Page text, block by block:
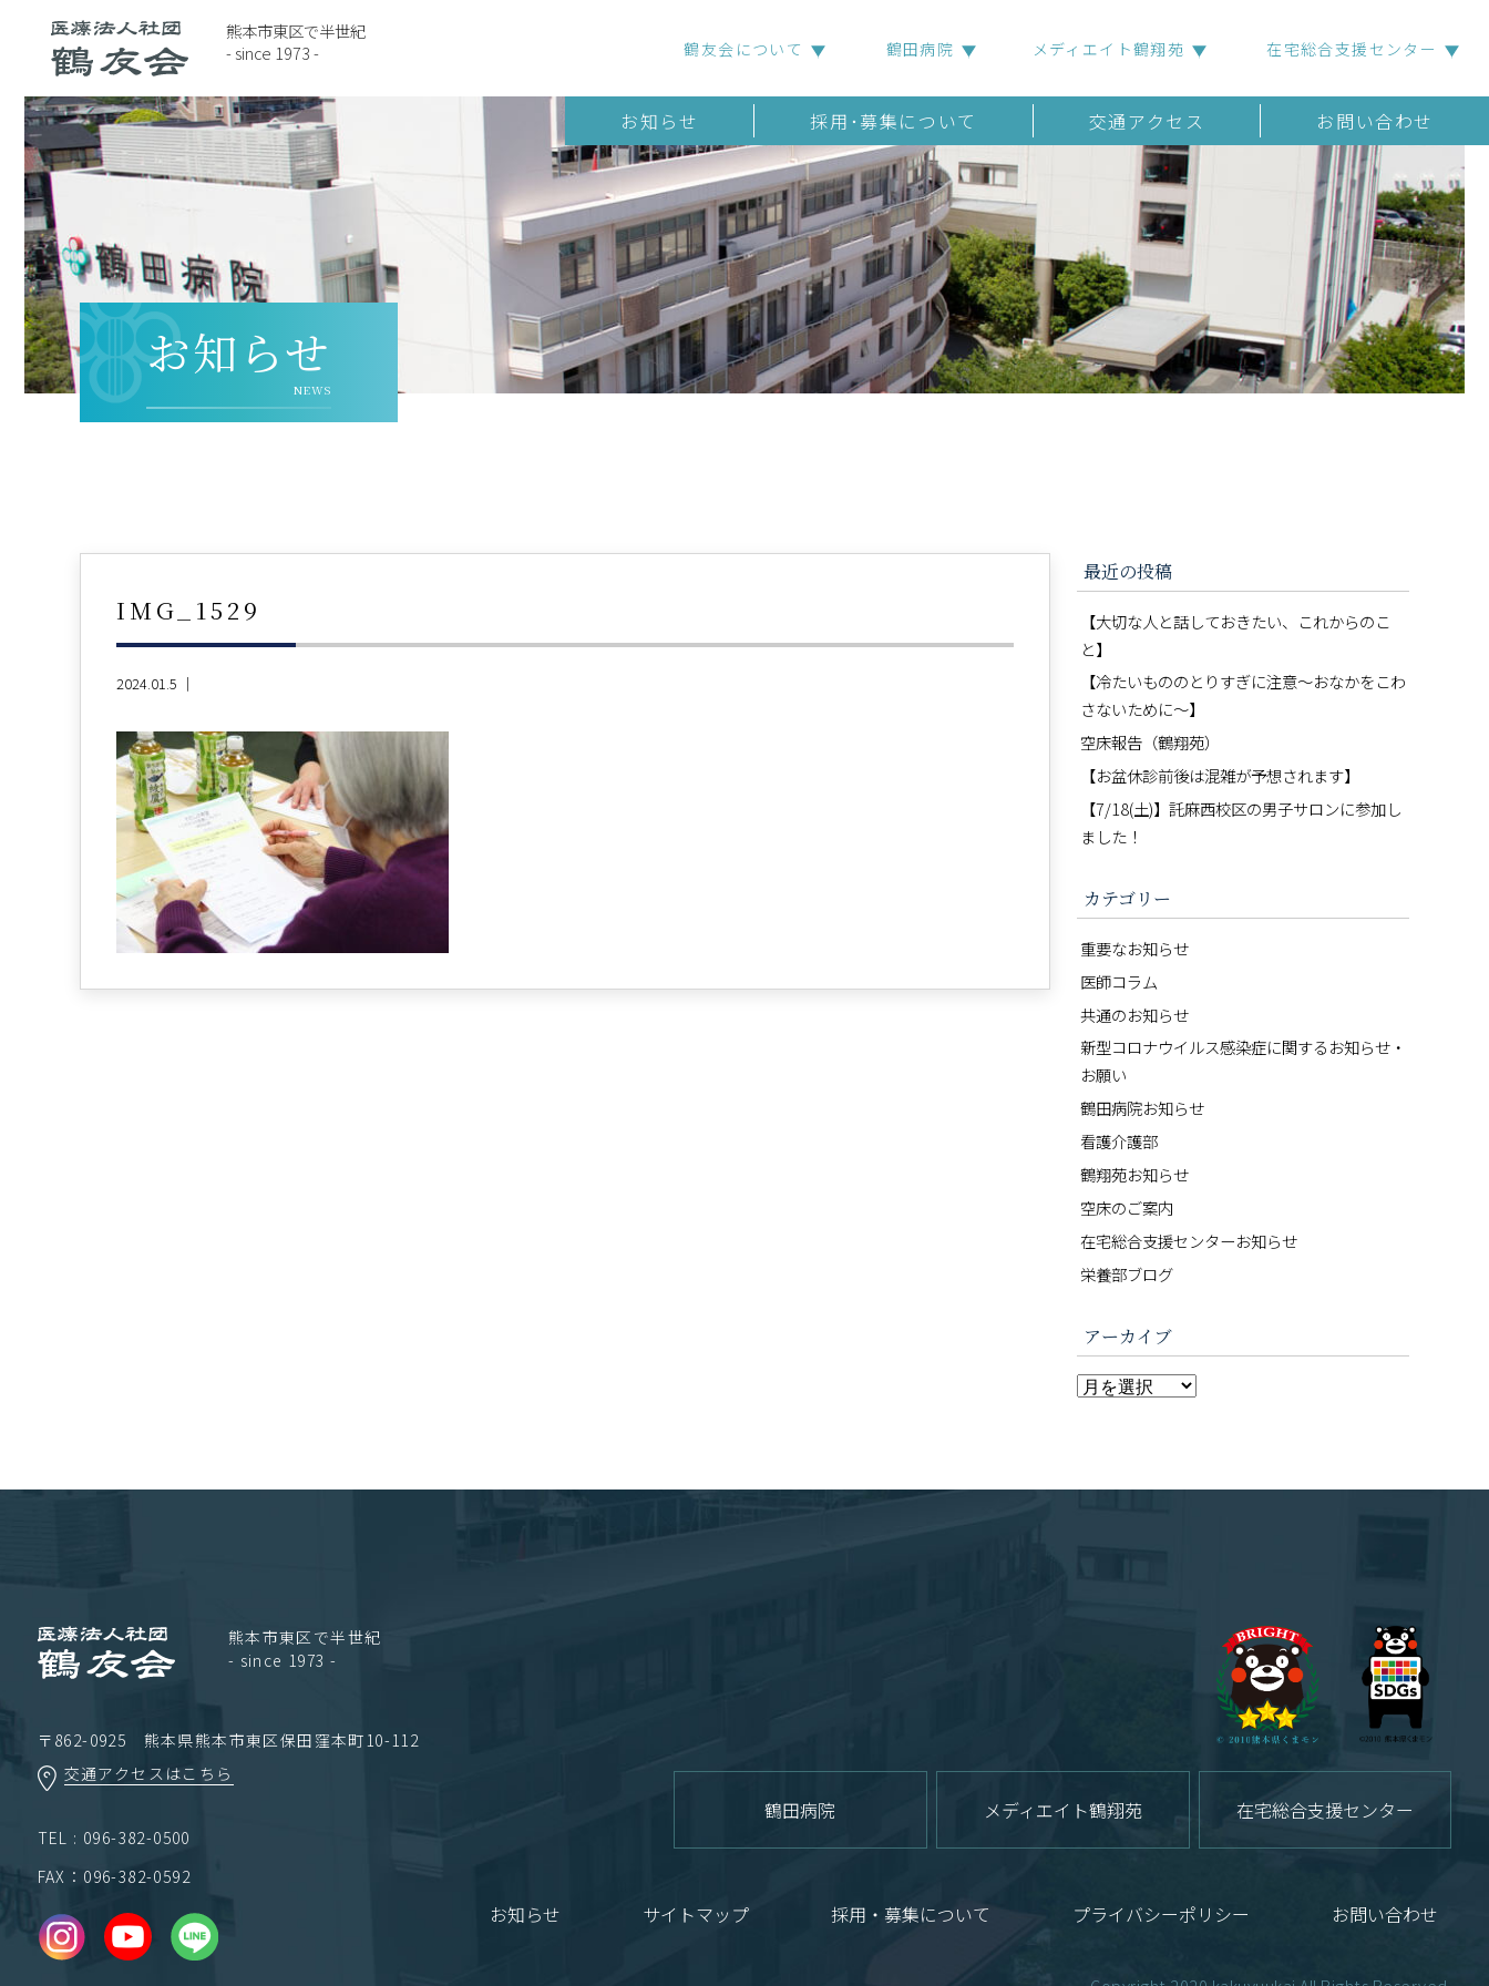
熊本市東区で半世紀
- since 1973 -
鶴友会について 鶴田病院 メディエイト鶴翔苑 在宅総合支援センター
お知らせ 採用･募集について 交通アクセス お問い合わせ
お知らせ
NEWS
IMG_1529
2024.01.5 ｜
最近の投稿
【大切な人と話しておきたい、これからのこ
と】
【冷たいもののとりすぎに注意〜おなかをこわ
さないために〜】
空床報告（鶴翔苑）
【お盆休診前後は混雑が予想されます】
【7/18(土)】託麻西校区の男子サロンに参加し
ました！
カテゴリー
重要なお知らせ
医師コラム
共通のお知らせ
新型コロナウイルス感染症に関するお知らせ・
お願い
鶴田病院お知らせ
看護介護部
鶴翔苑お知らせ
空床のご案内
在宅総合支援センターお知らせ
栄養部ブログ
アーカイブ
熊本市東区で半世紀
- since 1973 -
〒862-0925 熊本県熊本市東区保田窪本町10-112
交通アクセスはこちら
TEL : 096-382-0500
FAX：096-382-0592
鶴田病院 メディエイト鶴翔苑 在宅総合支援センター
お知らせ サイトマップ 採用・募集について プライバシーポリシー お問い合わせ